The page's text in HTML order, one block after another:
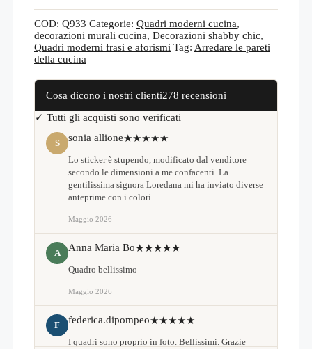
in
stile
shabby
Q933
COD: Q933 Categorie: Quadri moderni cucina,
decorazioni murali cucina, Decorazioni shabby chic,
Quadri moderni frasi e aforismi Tag: Arredare le pareti
della cucina
Cosa dicono i nostri clienti278 recensioni
✓ Tutti gli acquisti sono verificati
S sonia allione★★★★★
Lo sticker è stupendo, modificato dal venditore
secondo le dimensioni a me confacenti. La
gentilissima signora Loredana mi ha inviato diverse
anteprime con i colori…
Maggio 2026
A Anna Maria Bo★★★★★
Quadro bellissimo
Maggio 2026
F federica.dipompeo★★★★★
I quadri sono proprio in foto. Bellissimi. Grazie